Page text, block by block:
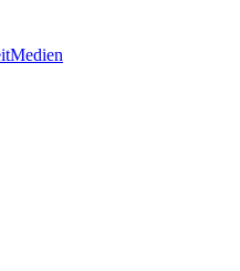
Medien